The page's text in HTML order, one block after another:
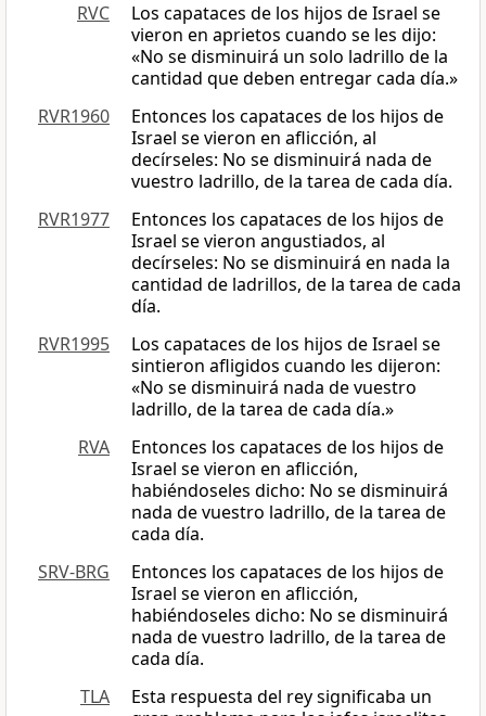
RVC
Los capataces de los hijos de Israel se
vieron en aprietos cuando se les dijo:
«No se disminuirá un solo ladrillo de la
cantidad que deben entregar cada día.»
RVR1960
Entonces los capataces de los hijos de
Israel se vieron en aflicción, al
decírseles: No se disminuirá nada de
vuestro ladrillo, de la tarea de cada día.
RVR1977
Entonces los capataces de los hijos de
Israel se vieron angustiados, al
decírseles: No se disminuirá en nada la
cantidad de ladrillos, de la tarea de cada
día.
RVR1995
Los capataces de los hijos de Israel se
sintieron afligidos cuando les dijeron:
«No se disminuirá nada de vuestro
ladrillo, de la tarea de cada día.»
RVA
Entonces los capataces de los hijos de
Israel se vieron en aflicción,
habiéndoseles dicho: No se disminuirá
nada de vuestro ladrillo, de la tarea de
cada día.
SRV-BRG
Entonces los capataces de los hijos de
Israel se vieron en aflicción,
habiéndoseles dicho: No se disminuirá
nada de vuestro ladrillo, de la tarea de
cada día.
TLA
Esta respuesta del rey significaba un